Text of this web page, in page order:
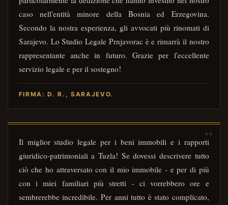
caso nell'entità minore della Bosnia ed Erzegovina.
Secondo la nostra esperienza, gli avvocati più rinomati di
Sarajevo. Lo Studio Legale Prnjavorac è e rimarrà il nostro
rappresentante anche in futuro. Grazie per l'eccellente
servizio legale e per il sostegno!
FIRMA: D. R., SARAJEVO.
Il miglior studio legale per i beni immobili e i rapporti
giuridico-patrimoniali a Tuzla! Se dovessi descrivere tutto
ciò che ho attraversato con il mio immobile - e per di più
con i miei familiari più stretti - ci vorrebbero ore e
sembrerebbe incredibile. Per anni tutto è stato complicato,